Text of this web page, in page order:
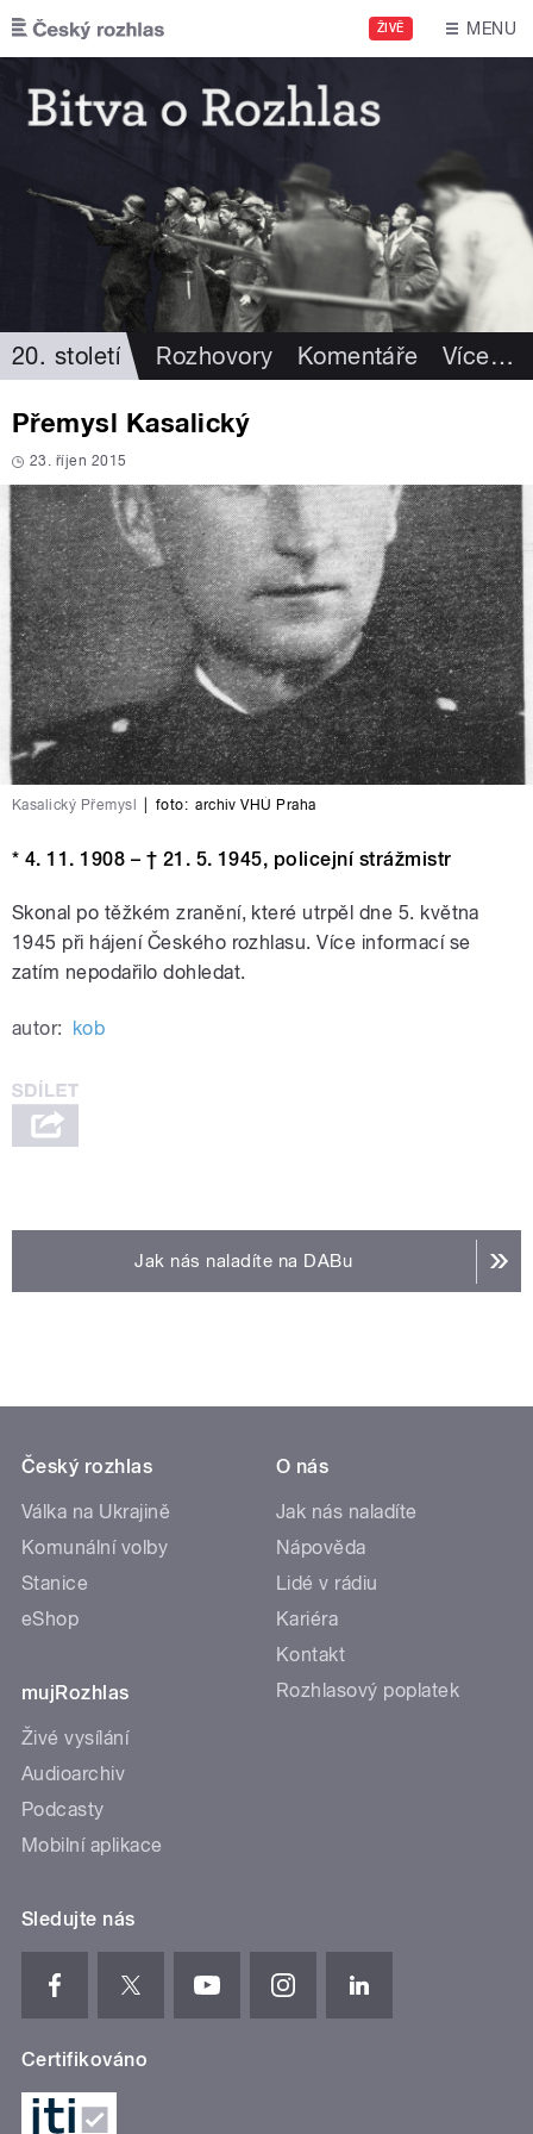
Přejít k hlavnímu obsahu
ŽIVĚ MENU
20. století Rozhovory Komentáře Více…
Přemysl Kasalický
23. říjen 2015
Kasalický Přemysl foto: archiv VHÚ Praha
* 4. 11. 1908 – † 21. 5. 1945, policejní strážmistr
Skonal po těžkém zranění, které utrpěl dne 5. května
1945 při hájení Českého rozhlasu. Více informací se
zatím nepodařilo dohledat.
autor: kob
Jak nás naladíte na DABu
Český rozhlas
Válka na Ukrajině
Komunální volby
Stanice
eShop
mujRozhlas
Živé vysílání
Audioarchiv
Podcasty
Mobilní aplikace
O nás
Jak nás naladíte
Nápověda
Lidé v rádiu
Kariéra
Kontakt
Rozhlasový poplatek
Sledujte nás
Certifikováno